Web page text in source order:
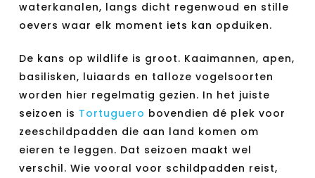
waterkanalen, langs dicht regenwoud en stille
oevers waar elk moment iets kan opduiken.
De kans op wildlife is groot. Kaaimannen, apen,
basilisken, luiaards en talloze vogelsoorten
worden hier regelmatig gezien. In het juiste
seizoen is Tortuguero bovendien dé plek voor
zeeschildpadden die aan land komen om
eieren te leggen. Dat seizoen maakt wel
verschil. Wie vooral voor schildpadden reist,